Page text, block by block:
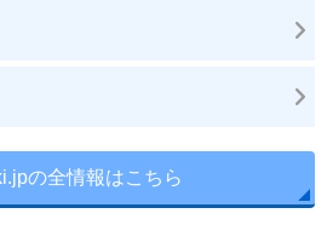
の全情報はこちら